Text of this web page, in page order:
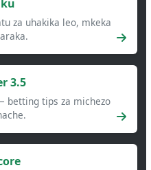
za uhakika leo, mkeka
3.5
betting tips za michezo